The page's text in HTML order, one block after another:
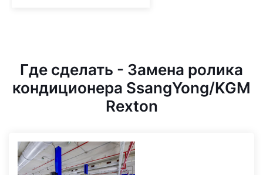
Где сделать - Замена ролика
кондиционера SsangYong/KGM
Rexton